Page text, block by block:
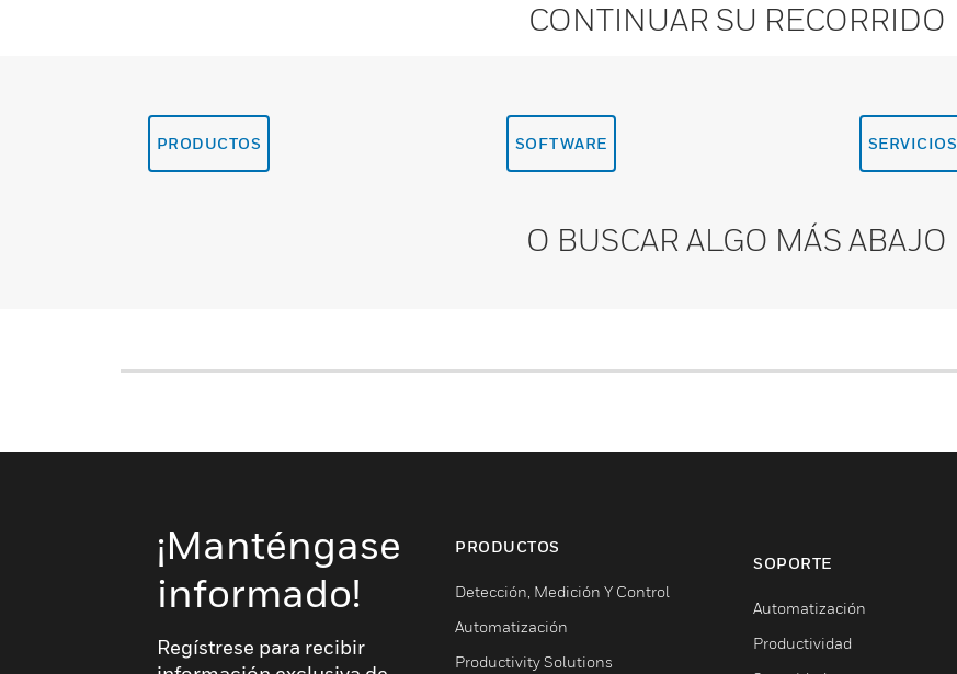
CONTINUAR SU RECORRIDO
PRODUCTOS SOFTWARE SERVICIOS
O BUSCAR ALGO MÁS ABAJO
¡Manténgase
informado!
Regístrese para recibir
PRODUCTOS
Detección, Medición Y Control
Automatización
Productivity Solutions
SOPORTE
Automatización
Productividad